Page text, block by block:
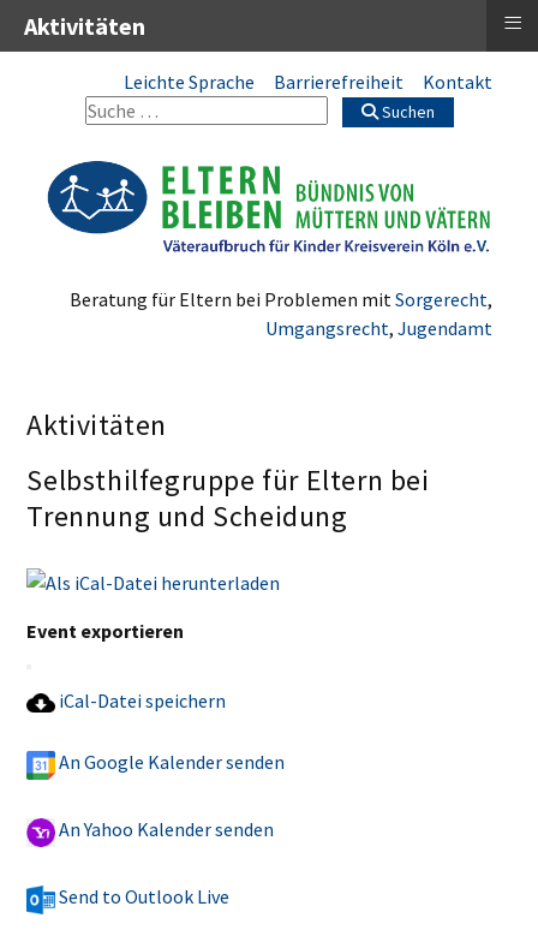
Leichte Sprache Barrierefreiheit Kontakt
Suchen
Beratung für Eltern bei Problemen mit Sorgerecht,
Umgangsrecht, Jugendamt
Aktivitäten
Selbsthilfegruppe für Eltern bei
Trennung und Scheidung
Event exportieren
iCal-Datei speichern
An Google Kalender senden
An Yahoo Kalender senden
Send to Outlook Live
Aktivitäten ≡